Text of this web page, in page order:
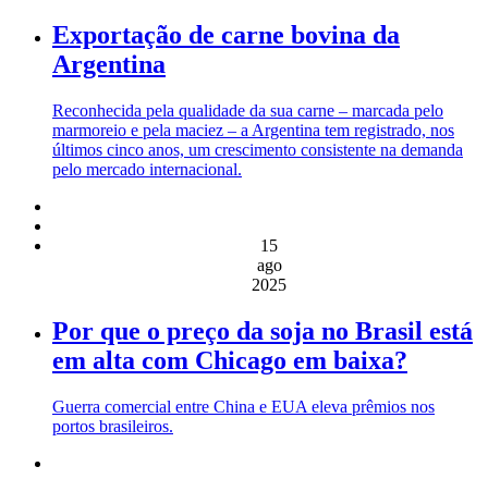
Exportação de carne bovina da
Argentina
Reconhecida pela qualidade da sua carne – marcada pelo
marmoreio e pela maciez – a Argentina tem registrado, nos
últimos cinco anos, um crescimento consistente na demanda
pelo mercado internacional.
15
ago
2025
Por que o preço da soja no Brasil está
em alta com Chicago em baixa?
Guerra comercial entre China e EUA eleva prêmios nos
portos brasileiros.